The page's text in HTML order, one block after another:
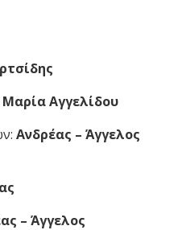
Αγγελίδου
Ανδρέας – Άγγελος
– Άγγελος